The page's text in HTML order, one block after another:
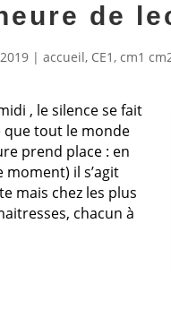
de
|accueil, CE1,cm1
, le silence se fait
que tout le monde
prend place : en
il s’agit
mais chez les plus
chacun à